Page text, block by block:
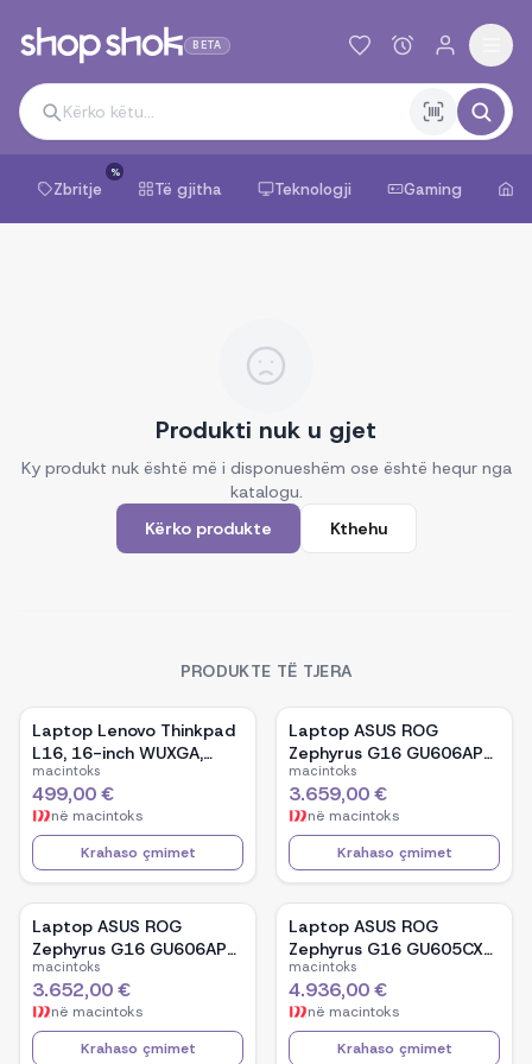
BETA
Zbritje
%
Të gjitha Teknologji Gaming
Produkti nuk u gjet
Ky produkt nuk është më i disponueshëm ose është hequr nga
katalogu.
Kërko produkte
Kthehu
PRODUKTE TË TJERA
Laptop Lenovo Thinkpad
L16, 16-inch WUXGA,
AMD Ryzen 5 Pro-7535U,
16GB Ram DDR5, 512GB
SSD - Black
macintoks
499,00 €
në macintoks
Krahaso çmimet
Laptop ASUS ROG
Zephyrus G16 GU606AP-
TB039W, 16-inch OLED,
Intel Core Ultra 9 386H,
NVIDIA GeForce RTX
5070, 32GB RAM, 1TB
SSD, Windows 11 - White
macintoks
3.659,00 €
në macintoks
Krahaso çmimet
Laptop ASUS ROG
Zephyrus G16 GU606AP-
TB041W, 16-inch OLED,
Intel Core Ultra 9 386H,
NVIDIA GeForce RTX
5070, 32GB RAM, 1TB
macintoks
3.652,00 €
në macintoks
Krahaso çmimet
Laptop ASUS ROG
Zephyrus G16 GU605CX-
QR106W, 16-inch WQXGA
OLED, Intel Core Ultra 9
285H, NVIDIA GeForce
RTX 5090, 32GB RAM,
macintoks
4.936,00 €
në macintoks
Krahaso çmimet